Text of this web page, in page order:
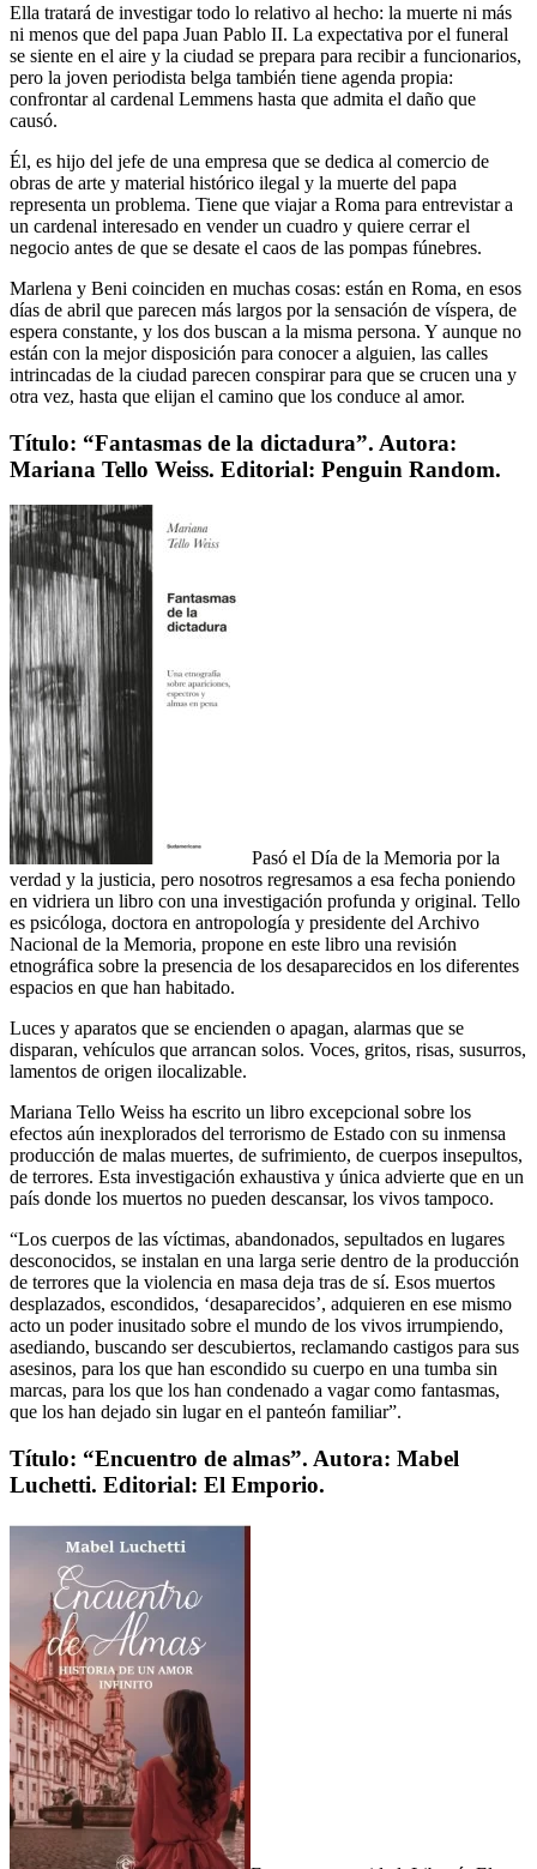
Ella tratará de investigar todo lo relativo al hecho: la muerte ni más
ni menos que del papa Juan Pablo II. La expectativa por el funeral
se siente en el aire y la ciudad se prepara para recibir a funcionarios,
pero la joven periodista belga también tiene agenda propia:
confrontar al cardenal Lemmens hasta que admita el daño que
causó.
Él, es hijo del jefe de una empresa que se dedica al comercio de
obras de arte y material histórico ilegal y la muerte del papa
representa un problema. Tiene que viajar a Roma para entrevistar a
un cardenal interesado en vender un cuadro y quiere cerrar el
negocio antes de que se desate el caos de las pompas fúnebres.
Marlena y Beni coinciden en muchas cosas: están en Roma, en esos
días de abril que parecen más largos por la sensación de víspera, de
espera constante, y los dos buscan a la misma persona. Y aunque no
están con la mejor disposición para conocer a alguien, las calles
intrincadas de la ciudad parecen conspirar para que se crucen una y
otra vez, hasta que elijan el camino que los conduce al amor.
Título: “Fantasmas de la dictadura”. Autora:
Mariana Tello Weiss. Editorial: Penguin Random.
Pasó el Día de la Memoria por la
verdad y la justicia, pero nosotros regresamos a esa fecha poniendo
en vidriera un libro con una investigación profunda y original. Tello
es psicóloga, doctora en antropología y presidente del Archivo
Nacional de la Memoria, propone en este libro una revisión
etnográfica sobre la presencia de los desaparecidos en los diferentes
espacios en que han habitado.
Luces y aparatos que se encienden o apagan, alarmas que se
disparan, vehículos que arrancan solos. Voces, gritos, risas, susurros,
lamentos de origen ilocalizable.
Mariana Tello Weiss ha escrito un libro excepcional sobre los
efectos aún inexplorados del terrorismo de Estado con su inmensa
producción de malas muertes, de sufrimiento, de cuerpos insepultos,
de terrores. Esta investigación exhaustiva y única advierte que en un
país donde los muertos no pueden descansar, los vivos tampoco.
“Los cuerpos de las víctimas, abandonados, sepultados en lugares
desconocidos, se instalan en una larga serie dentro de la producción
de terrores que la violencia en masa deja tras de sí. Esos muertos
desplazados, escondidos, ‘desaparecidos’, adquieren en ese mismo
acto un poder inusitado sobre el mundo de los vivos irrumpiendo,
asediando, buscando ser descubiertos, reclamando castigos para sus
asesinos, para los que han escondido su cuerpo en una tumba sin
marcas, para los que los han condenado a vagar como fantasmas,
que los han dejado sin lugar en el panteón familiar”.
Título: “Encuentro de almas”. Autora: Mabel
Luchetti. Editorial: El Emporio.